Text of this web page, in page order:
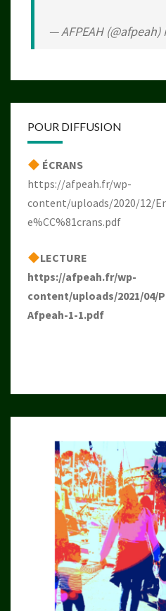
— AFPEAH (@afpeah)
POUR DIFFUSION
ÉCRANS
https://afpeah.fr/wp-
content/uploads/2020/12/
e%CC%81crans.pdf
LECTURE
https://afpeah.fr/wp-
content/uploads/2021/04/
Afpeah-1-1.pdf